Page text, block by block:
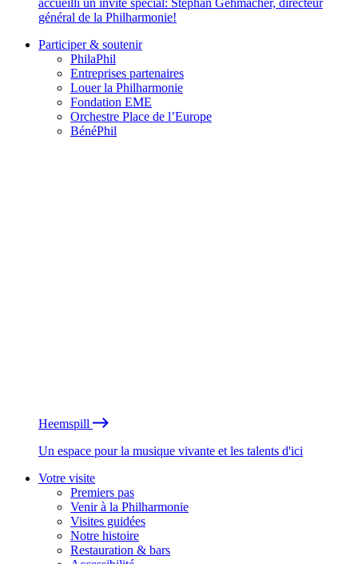
accueilli un invité spécial: Stephan Gehmacher, directeur
général de la Philharmonie!
Participer & soutenir
PhilaPhil
Entreprises partenaires
Louer la Philharmonie
Fondation EME
Orchestre Place de l’Europe
BénéPhil
Heemspill
Un espace pour la musique vivante et les talents d'ici
Votre visite
Premiers pas
Venir à la Philharmonie
Visites guidées
Notre histoire
Restauration & bars